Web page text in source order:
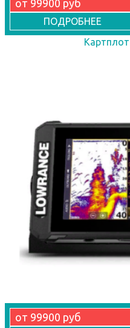
от 99900 руб
ПОДРОБНЕЕ
от 99900 руб